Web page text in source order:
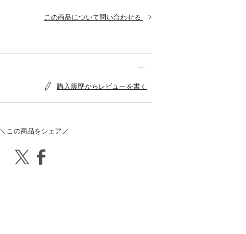
この商品について問い合わせる
購入履歴からレビューを書く
＼この商品をシェア／